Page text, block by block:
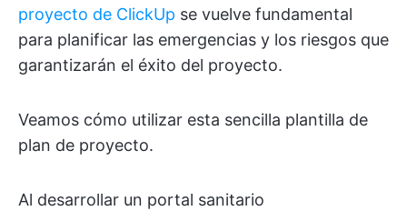
proyecto de ClickUp se vuelve fundamental
para planificar las emergencias y los riesgos que
garantizarán el éxito del proyecto.
Veamos cómo utilizar esta sencilla plantilla de
plan de proyecto.
Al desarrollar un portal sanitario